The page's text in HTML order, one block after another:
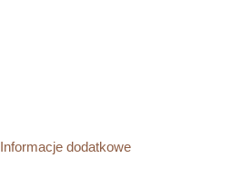
Informacje dodatkowe